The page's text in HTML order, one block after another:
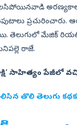
ప్రచురించారు.
తెలుగులో మేజిక్
రాజే.
సాహిత్యం పేజీలో
తొలి తెలుగు